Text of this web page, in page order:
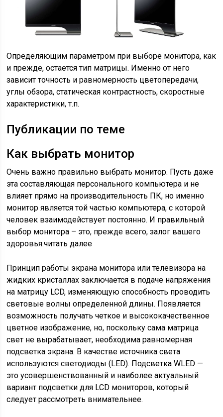
Определяющим параметром при выборе монитора, как
и прежде, остается тип матрицы. Именно от него
зависит точность и равномерность цветопередачи,
углы обзора, статическая контрастность, скоростные
характеристики, т.п.
Публикации по теме
Как выбрать монитор
Очень важно правильно выбрать монитор. Пусть даже
эта составляющая персонального компьютера и не
влияет прямо на производительность ПК, но именно
монитор является той частью компьютера, с которой
человек взаимодействует постоянно. И правильный
выбор монитора – это, прежде всего, залог вашего
здоровья.читать далее
Принцип работы экрана монитора или телевизора на
жидких кристаллах заключается в подаче напряжения
на матрицу LCD, изменяющую способность проводить
световые волны определенной длины. Появляется
возможность получать четкое и высококачественное
цветное изображение, но, поскольку сама матрица
свет не вырабатывает, необходима равномерная
подсветка экрана. В качестве источника света
используются светодиоды (LED). Подсветка WLED —
это усовершенствованный и наиболее актуальный
вариант подсветки для LCD мониторов, который
следует рассмотреть внимательнее.